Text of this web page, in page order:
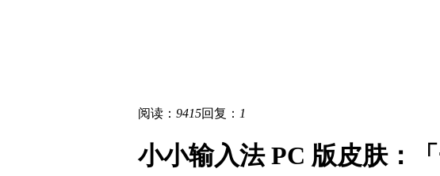
阅读： 9415回复： 1
小小输入法 PC 版皮肤：「